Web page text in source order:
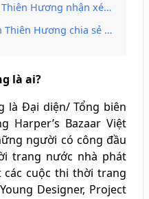
xét trang phục thiếu văn hóa truyền thống
sẻ rằng phim Nhà nước sản xuất chỉ nên cất kho
là ai?
là Đại diện/ Tổng biên
Harper’s Bazaar Việt
người có công đầu
trang nước nhà phát
cuộc thi thời trang
Designer, Project